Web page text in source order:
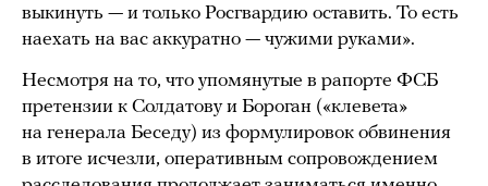
выкинуть — и только Росгвардию оставить. То есть
наехать на вас аккуратно — чужими руками».
Несмотря на то, что упомянутые в рапорте ФСБ
претензии к Солдатову и Бороган («клевета»
на генерала Беседу) из формулировок обвинения
в итоге исчезли, оперативным сопровождением